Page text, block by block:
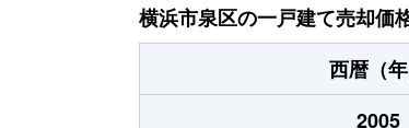
和泉中央南
5,600万円
和泉中央南
2,500万円
横浜市泉区の一戸建て売却価
西暦（年
2005